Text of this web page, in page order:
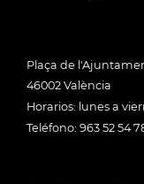
Plaça de
46002 València
Horarios: lunes a
Teléfono: 963 52 54